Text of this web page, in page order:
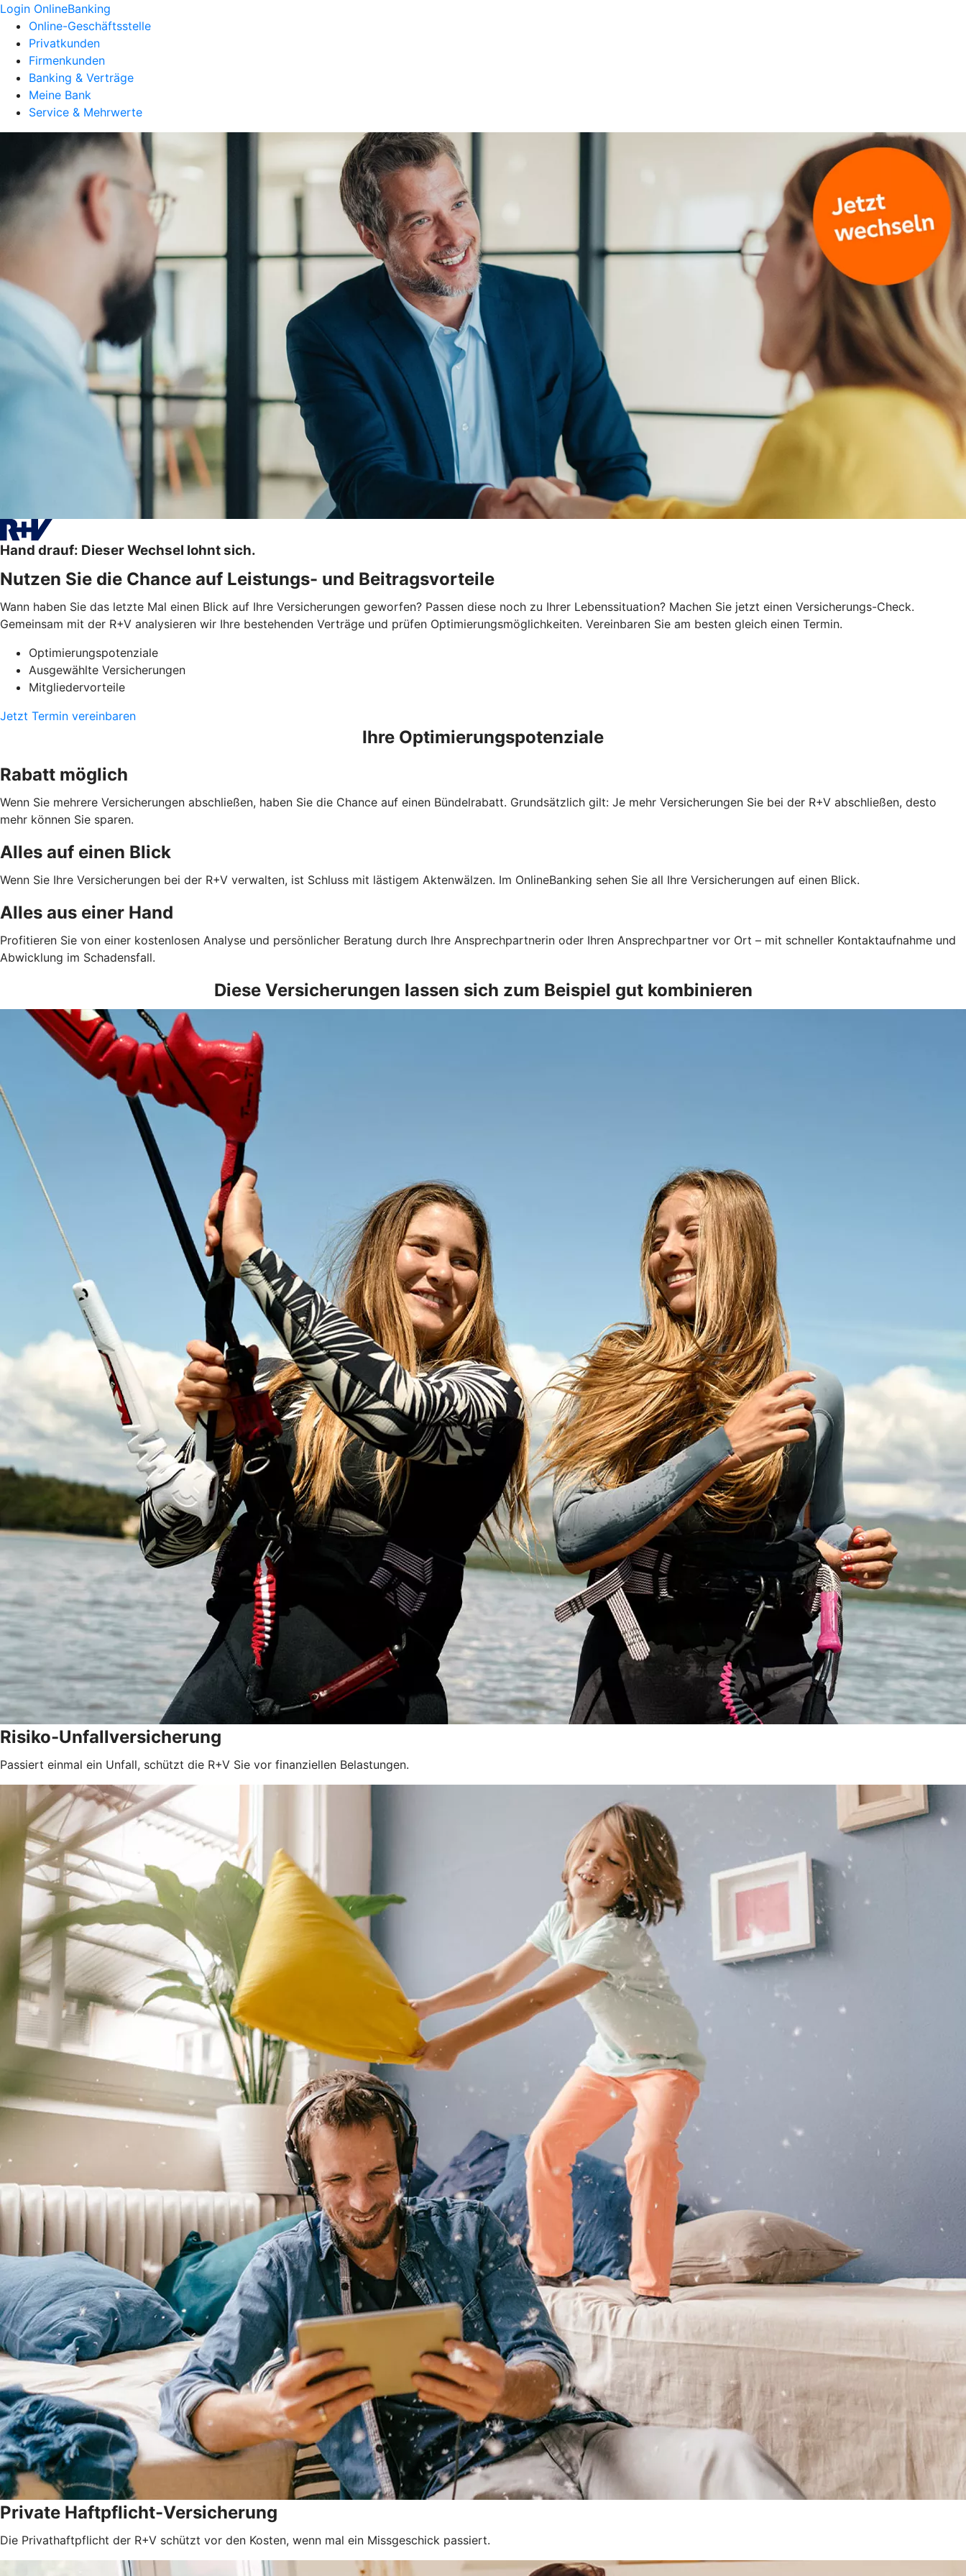
Login OnlineBanking
Online-Geschäftsstelle
Privatkunden
Firmenkunden
Banking & Verträge
Meine Bank
Service & Mehrwerte
Hand drauf: Dieser Wechsel lohnt sich.
Nutzen Sie die Chance auf Leistungs- und Beitragsvorteile
Wann haben Sie das letzte Mal einen Blick auf Ihre Versicherungen geworfen? Passen diese noch zu Ihrer Lebenssituation? Machen Sie jetzt einen Versicherungs-Check.
Gemeinsam mit der R+V analysieren wir Ihre bestehenden Verträge und prüfen Optimierungsmöglichkeiten. Vereinbaren Sie am besten gleich einen Termin.
Optimierungspotenziale
Ausgewählte Versicherungen
Mitgliedervorteile
Jetzt Termin vereinbaren
Ihre Optimierungspotenziale
Rabatt möglich
Wenn Sie mehrere Versicherungen abschließen, haben Sie die Chance auf einen Bündelrabatt. Grundsätzlich gilt: Je mehr Versicherungen Sie bei der R+V abschließen, desto
mehr können Sie sparen.
Alles auf einen Blick
Wenn Sie Ihre Versicherungen bei der R+V verwalten, ist Schluss mit lästigem Aktenwälzen. Im OnlineBanking sehen Sie all Ihre Versicherungen auf einen Blick.
Alles aus einer Hand
Profitieren Sie von einer kostenlosen Analyse und persönlicher Beratung durch Ihre Ansprechpartnerin oder Ihren Ansprechpartner vor Ort – mit schneller Kontaktaufnahme und
Abwicklung im Schadensfall.
Diese Versicherungen lassen sich zum Beispiel gut kombinieren
Risiko-Unfallversicherung
Passiert einmal ein Unfall, schützt die R+V Sie vor finanziellen Belastungen.
Private Haftpflicht-Versicherung
Die Privathaftpflicht der R+V schützt vor den Kosten, wenn mal ein Missgeschick passiert.